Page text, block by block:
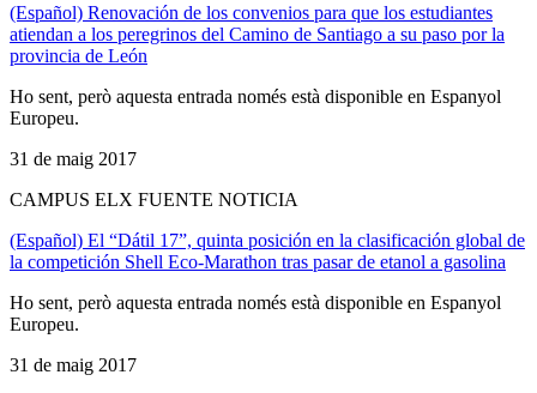
(Español) Renovación de los convenios para que los estudiantes
atiendan a los peregrinos del Camino de Santiago a su paso por la
provincia de León
Ho sent, però aquesta entrada només està disponible en Espanyol
Europeu.
31 de maig 2017
CAMPUS ELX FUENTE NOTICIA
(Español) El “Dátil 17”, quinta posición en la clasificación global de
la competición Shell Eco-Marathon tras pasar de etanol a gasolina
Ho sent, però aquesta entrada només està disponible en Espanyol
Europeu.
31 de maig 2017